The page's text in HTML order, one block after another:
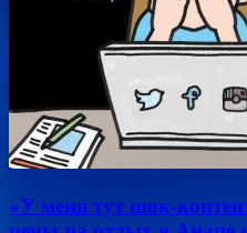
«У меня тут шок-